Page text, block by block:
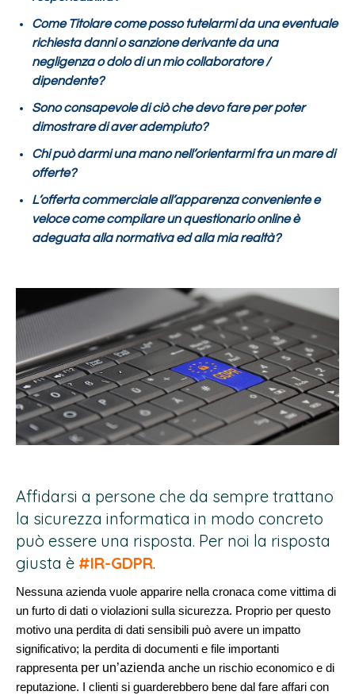
Come Titolare come posso tutelarmi da una eventuale
richiesta danni o sanzione derivante da una
negligenza o dolo di un mio collaboratore /
dipendente?
Sono consapevole di ciò che devo fare per poter
dimostrare di aver adempiuto?
Chi può darmi una mano nell’orientarmi fra un mare di
offerte?
L’offerta commerciale all’apparenza conveniente e
veloce come compilare un questionario online è
adeguata alla normativa ed alla mia realtà?
Affidarsi a persone che da sempre trattano
la sicurezza informatica in modo concreto
può essere una risposta. Per noi la risposta
giusta è #IR-GDPR.
Nessuna azienda vuole apparire nella cronaca come vittima di
un furto di dati o violazioni sulla sicurezza. Proprio per questo
motivo una perdita di dati sensibili può avere un impatto
significativo; la perdita di documenti e file importanti
rappresenta per un’azienda anche un rischio economico e di
reputazione. I clienti si guarderebbero bene dal fare affari con